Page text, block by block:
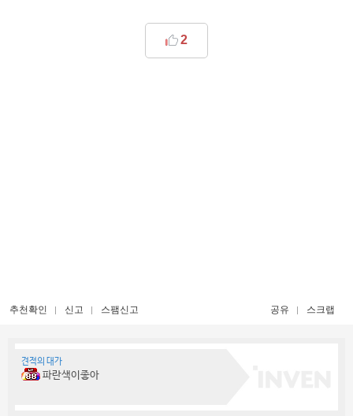
2
추천확인 신고 스팸신고 공유 스크랩
견적의 대가
파란색이좋아